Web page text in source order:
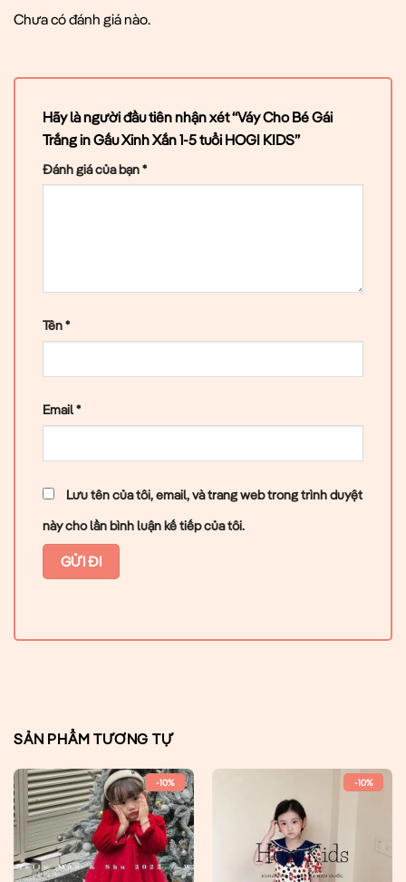
Chưa có đánh giá nào.
Hãy là người đầu tiên nhận xét “Váy Cho Bé Gái
Trắng in Gấu Xinh Xắn 1-5 tuổi HOGI KIDS”
Đánh giá của bạn*
Tên*
Email*
Lưu tên của tôi, email, và trang web trong trình duyệt
này cho lần bình luận kế tiếp của tôi.
SẢN PHẨM TƯƠNG TỰ
-10% -10%